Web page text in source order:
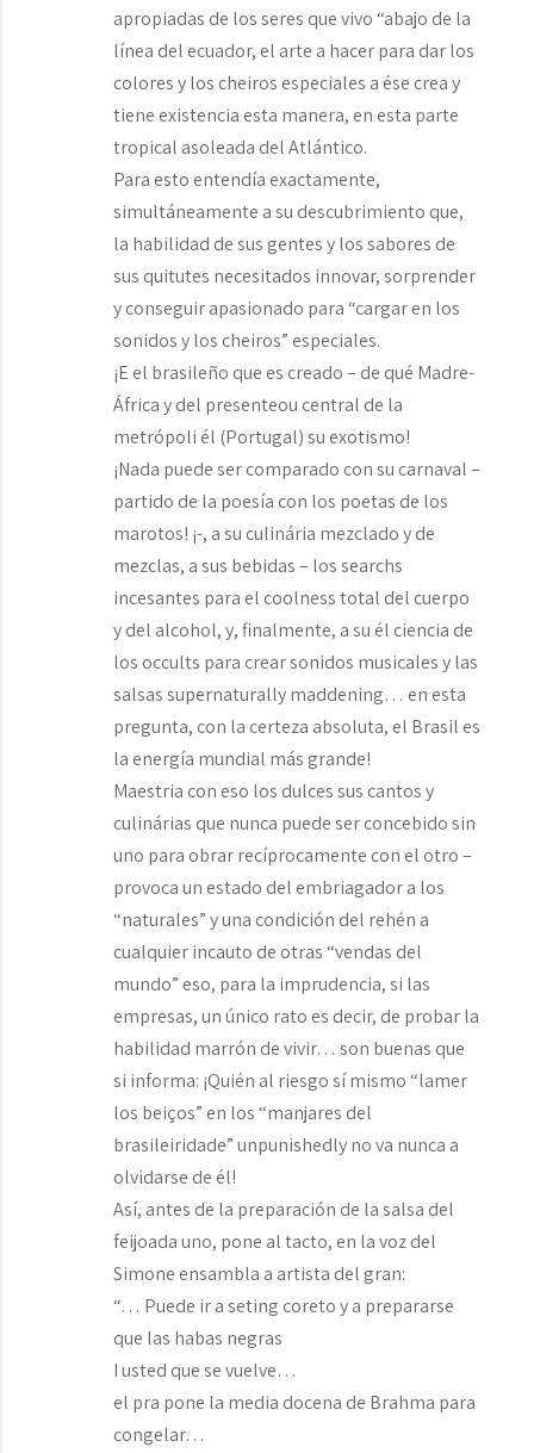
apropiadas de los seres que vivo “abajo de la
línea del ecuador, el arte a hacer para dar los
colores y los cheiros especiales a ése crea y
tiene existencia esta manera, en esta parte
tropical asoleada del Atlántico.
Para esto entendía exactamente,
simultáneamente a su descubrimiento que,
la habilidad de sus gentes y los sabores de
sus quitutes necesitados innovar, sorprender
y conseguir apasionado para “cargar en los
sonidos y los cheiros” especiales.
¡E el brasileño que es creado – de qué Madre-
África y del presenteou central de la
metrópoli él (Portugal) su exotismo!
¡Nada puede ser comparado con su carnaval –
partido de la poesía con los poetas de los
marotos! ¡-, a su culinária mezclado y de
mezclas, a sus bebidas – los searchs
incesantes para el coolness total del cuerpo
y del alcohol, y, finalmente, a su él ciencia de
los occults para crear sonidos musicales y las
salsas supernaturally maddening… en esta
pregunta, con la certeza absoluta, el Brasil es
la energía mundial más grande!
Maestria con eso los dulces sus cantos y
culinárias que nunca puede ser concebido sin
uno para obrar recíprocamente con el otro –
provoca un estado del embriagador a los
“naturales” y una condición del rehén a
cualquier incauto de otras “vendas del
mundo” eso, para la imprudencia, si las
empresas, un único rato es decir, de probar la
habilidad marrón de vivir… son buenas que
si informa: ¡Quién al riesgo sí mismo “lamer
los beiços” en los “manjares del
brasileiridade” unpunishedly no va nunca a
olvidarse de él!
Así, antes de la preparación de la salsa del
feijoada uno, pone al tacto, en la voz del
Simone ensambla a artista del gran:
“… Puede ir a seting coreto y a prepararse
que las habas negras
I usted que se vuelve…
el pra pone la media docena de Brahma para
congelar…